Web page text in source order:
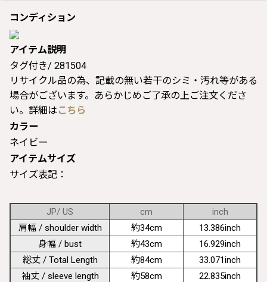
コンディション
アイテム説明
タグ付き/ 281504
リサイクル品の為、記載の無い若干のシミ・汚れ等がある
場合がございます。あらかじめご了承の上ご注文くださ
い。詳細は こちら
カラー
ネイビー
アイテムサイズ
サイズ表記：
JP/ US cm
inch
肩幅 / shoulder width
約34cm
13.386inch
身幅 / bust
約43cm
16.929inch
総丈 / Total Length
約84cm
33.071inch
袖丈 / sleeve length
約58cm 22.835inch